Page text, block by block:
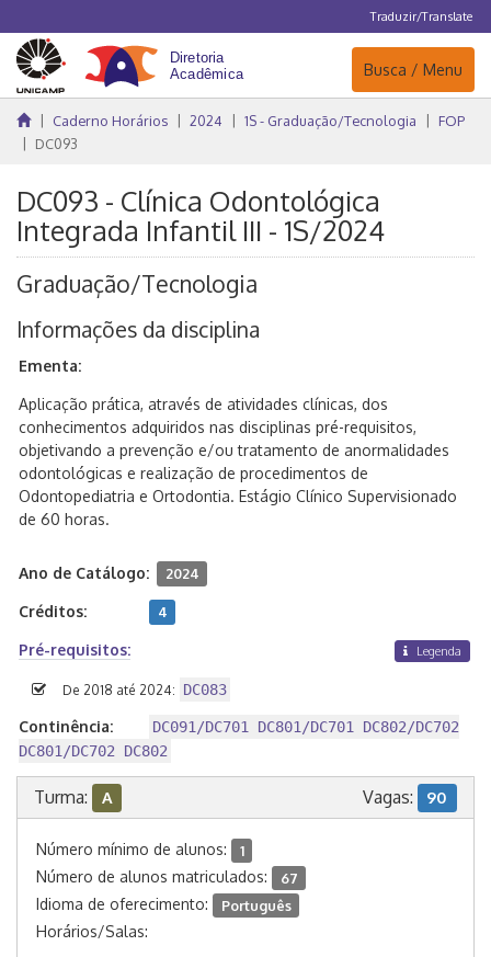
Traduzir/Translate
Navegação
Busca / Menu
Caderno Horários 2024 1S - Graduação/Tecnologia
FOP
DC093
DC093 - Clínica Odontológica
Integrada Infantil III - 1S/2024
Graduação/Tecnologia
Informações da disciplina
Ementa:
Aplicação prática, através de atividades clínicas, dos
conhecimentos adquiridos nas disciplinas pré-requisitos,
objetivando a prevenção e/ou tratamento de anormalidades
odontológicas e realização de procedimentos de
Odontopediatria e Ortodontia. Estágio Clínico Supervisionado
de 60 horas.
Ano de Catálogo: 2024
Créditos: 4
Pré-requisitos: Legenda
De 2018 até 2024: DC083
Continência:
DC091/DC701 DC801/DC701 DC802/DC702
DC801/DC702 DC802
Turma: A Vagas: 90
Número mínimo de alunos: 1
Número de alunos matriculados: 67
Idioma de oferecimento: Português
Horários/Salas: